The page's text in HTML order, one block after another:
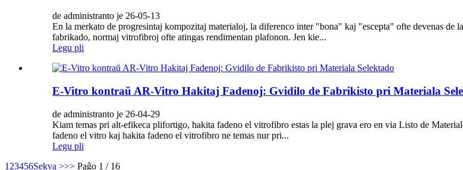
de administranto je 26-05-13
En la merkato de progresintaj kompozitaj materialoj, la diferenco inter "bona" ​​kaj "escepta" ofte devenas de
fabrikado, normaj vitrofibroj ofte atingas rendimentan plafonon. Jen kie...
Legu pli
E-Vitro kontraŭ AR-Vitro Hakitaj Fadenoj: Gvidilo de Fabrikisto pri Materiala
de administranto je 26-04-29
Kiam temas pri alt-efikeca plifortigo, hakita fadeno el vitrofibro estas la plej grava ero en via Listo de
fadeno el vitro kaj hakita fadeno el vitrofibro ne temas nur pri...
Legu pli
1 23456Sekva >>> Paĝo 1 / 16